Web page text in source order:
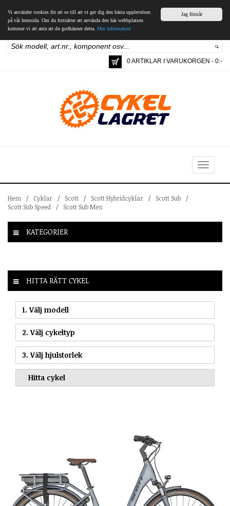
Jag förstår
Vi använder cookies för att se till att vi ger dig den bästa upplevelsen
på vår hemsida. Om du fortsätter att använda den här webbplatsen
kommer vi att anta att du godkänner detta. Mer information
0 ARTIKLAR I VARUKORGEN - 0:-
Toggle
navigation
Hem / Cyklar / Scott / Scott Hybridcyklar / Scott Sub
/
Scott Sub Speed
/ Scott Sub Men
KATEGORIER
HITTA RÄTT CYKEL
1. Välj modell
2. Välj cykeltyp
3. Välj hjulstorlek